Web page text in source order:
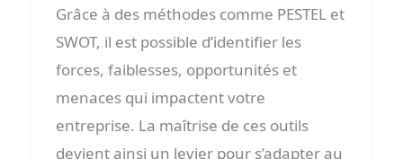
Grâce à des méthodes comme PESTEL et
SWOT, il est possible d’identifier les
forces, faiblesses, opportunités et
menaces qui impactent votre
entreprise. La maîtrise de ces outils
devient ainsi un levier pour s’adapter au